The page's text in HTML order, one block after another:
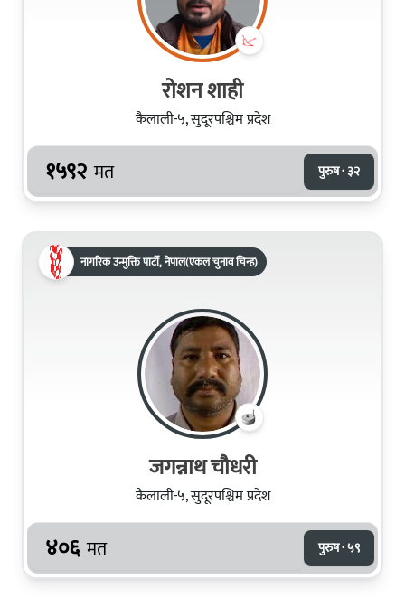
रोशन शाही
कैलाली-५, सुदूरपश्चिम प्रदेश
१५९२ मत पुरुष · ३२
नागरिक उन्मुक्ति पार्टी, नेपाल(एकल चुनाव चिन्ह)
जगन्नाथ चौधरी
कैलाली-५, सुदूरपश्चिम प्रदेश
४०६ मत पुरुष · ५९